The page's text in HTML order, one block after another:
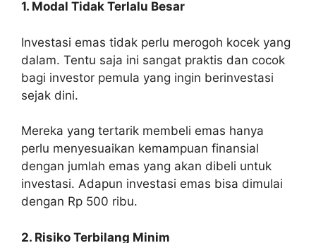
1. Modal Tidak Terlalu Besar
Investasi emas tidak perlu merogoh kocek yang
dalam. Tentu saja ini sangat praktis dan cocok
bagi investor pemula yang ingin berinvestasi
sejak dini.
Mereka yang tertarik membeli emas hanya
perlu menyesuaikan kemampuan finansial
dengan jumlah emas yang akan dibeli untuk
investasi. Adapun investasi emas bisa dimulai
dengan Rp 500 ribu.
2. Risiko Terbilang Minim